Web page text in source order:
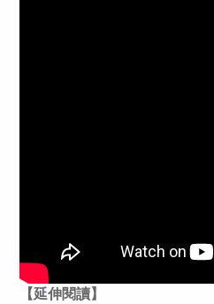
【延伸閱讀】